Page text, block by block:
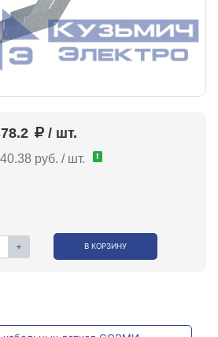
/ шт.
руб. / шт. !
+ В КОРЗИНУ